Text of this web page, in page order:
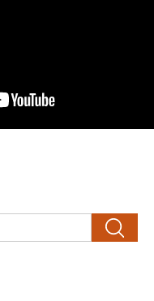
搜尋